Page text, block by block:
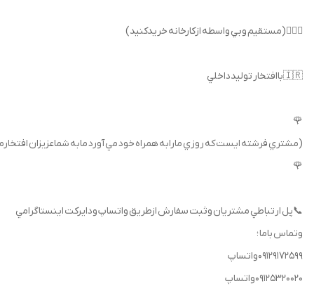
🏃🏻‍♂️(مستقيم وبي واسطه ازكارخانه خريدكنيد)
🇮🇷باافتخار توليدداخلي
🌹
(مشتري فرشته ايست كه روزي مارابه همراه خود مي آورد مابه شماعزيزان
🌹
📞پل ارتباطي مشتريان وثبت سفارش ازطريق واتساپ ودايركت اينستاگرامي
وتماس باما ؛
09129172599واتساپ
09125320020واتساپ